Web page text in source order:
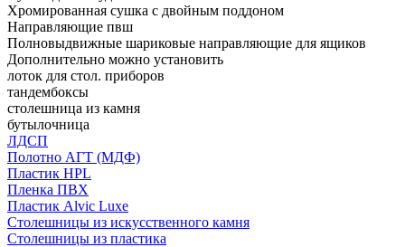
Хромированная сушка с двойным поддоном
Направляющие пвш
Полновыдвижные шариковые направляющие для ящиков
Дополнительно можно установить
лоток для стол. приборов
тандембоксы
столешница из камня
бутылочница
ЛДСП
Полотно АГТ (МДФ)
Пластик HPL
Пленка ПВХ
Пластик Alvic Luxe
Столешницы из искусственного камня
Столешницы из пластика